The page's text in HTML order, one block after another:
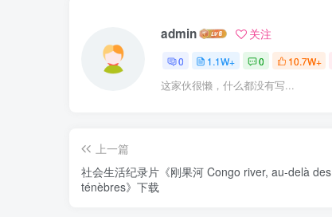
admin 关注
0 1.1W+ 0 10.7W+
这家伙很懒，什么都没有写...
上一篇
社会生活纪录片《刚果河 Congo river, au-delà des
ténèbres》下载